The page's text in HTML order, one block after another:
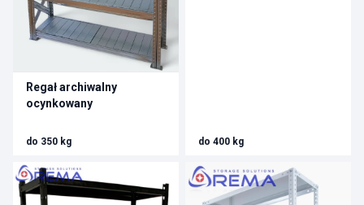
Regał archiwalny
ocynkowany
do 350 kg do 400 kg